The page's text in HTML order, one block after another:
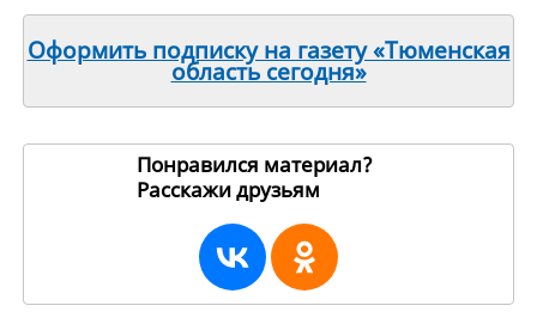
Оформить подписку на газету «Тюменская
область сегодня»
Понравился материал?
Расскажи друзьям